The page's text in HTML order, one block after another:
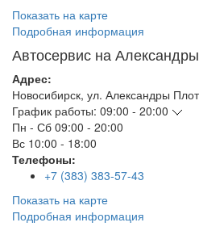
Показать на карте
Подробная информация
Автосервис на
Адрес:
Новосибирск, ул. Александры
График работы: 09:00 - 20:00
Пн - Сб 09:00 - 20:00
Вс 10:00 - 18:00
Телефоны:
+7 (383) 383-57-43
Показать на карте
Подробная информация